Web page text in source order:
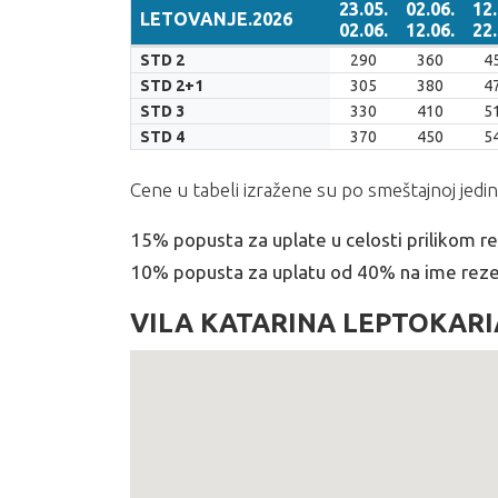
LETOVANJE.2026
23.05.
02.06.
02.06.
12.06.
LETOVANJE.2026
23.05.
02.06.
02.06.
12.06.
STD 2 290 360
STD 2+1
305 380
STD 3
330 410
STD 4
370 450
Cene u tabeli izražene su po smeštajnoj
15% popusta za uplate u celosti prilikom
10% popusta za uplatu od 40% na ime
VILA KATARINA